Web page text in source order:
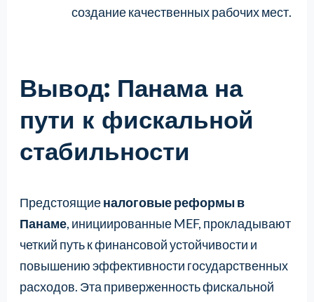
создание качественных рабочих мест.
Вывод: Панама на
пути к фискальной
стабильности
Предстоящиеналоговые реформы в
Панаме, инициированные MEF, прокладывают
четкий путь к финансовой устойчивости и
повышению эффективности государственных
расходов. Эта приверженность фискальной